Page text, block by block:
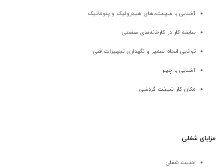
آشنایی با سیستم‌های هیدرولیک و پنوماتیک
سابقه کار در کارخانه‌های صنعتی
توانایی انجام تعمیر و نگهداری تجهیزات فنی
آشنایی با چیلر
مکان کار شیفت گردشی
مزایای شغلی
امنیت شغلی